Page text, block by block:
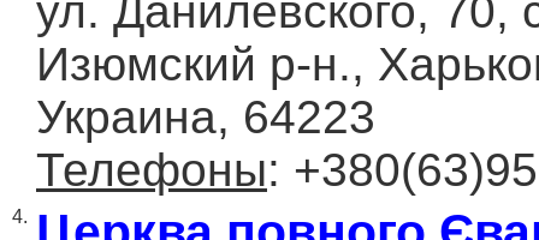
ул. Данилевского,
Изюмский р-н.,
Украина, 64223
Телефоны:
4.